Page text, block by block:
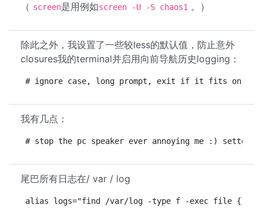
（ screen是用例如screen -U -S chaos1 。）
除此之外，我设置了一些较less的默认值，防止意外
closures我的terminal并启用向前导航历史logging：
# ignore case, long prompt, exit if it fits on one
我有几点：
# stop the pc speaker ever annoying me :)
尾巴所有日志在/ var / log
alias logs="find /var/log -type f -exec file